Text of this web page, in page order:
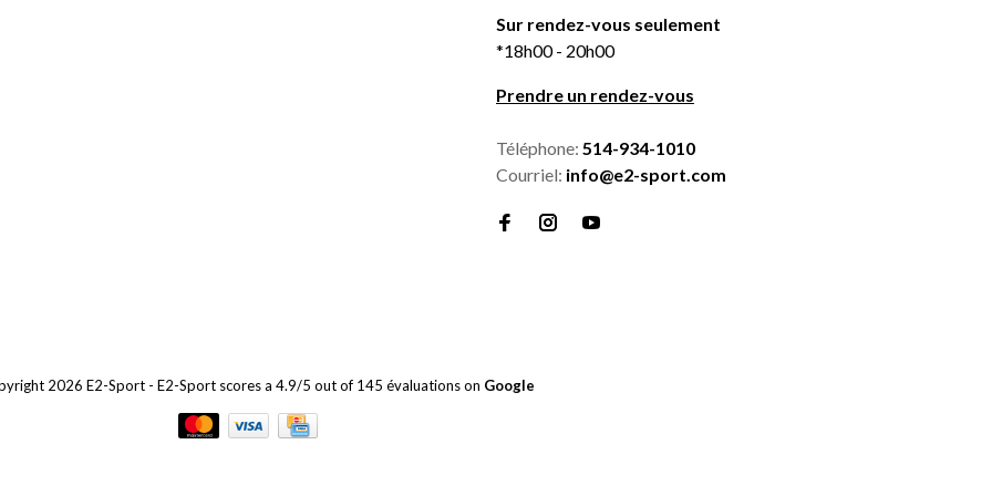
Sur rendez-vous seulement
*18h00 - 20h00
Prendre un rendez-vous
Téléphone: 514-934-1010
Courriel: info@e2-sport.com
2026 E2-Sport - E2-Sport scores a 4.9/5 out of 145 évaluations on Google